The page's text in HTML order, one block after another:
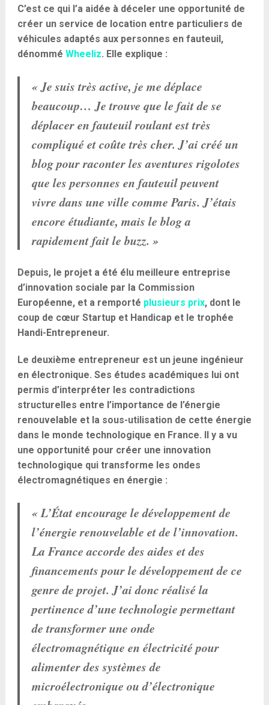
C’est ce qui l’a aidée à déceler une opportunité de
créer un service de location entre particuliers de
véhicules adaptés aux personnes en fauteuil,
dénommé Wheeliz. Elle explique :
« Je suis très active, je me déplace
beaucoup… Je trouve que le fait de se
déplacer en fauteuil roulant est très
compliqué et coûte très cher. J’ai créé un
blog pour raconter les aventures rigolotes
que les personnes en fauteuil peuvent
vivre dans une ville comme Paris. J’étais
encore étudiante, mais le blog a
rapidement fait le buzz. »
Depuis, le projet a été élu meilleure entreprise
d’innovation sociale par la Commission
Européenne, et a remporté plusieurs prix, dont le
coup de cœur Startup et Handicap et le trophée
Handi-Entrepreneur.
Le deuxième entrepreneur est un jeune ingénieur
en électronique. Ses études académiques lui ont
permis d’interpréter les contradictions
structurelles entre l’importance de l’énergie
renouvelable et la sous-utilisation de cette énergie
dans le monde technologique en France. Il y a vu
une opportunité pour créer une innovation
technologique qui transforme les ondes
électromagnétiques en énergie :
« L’État encourage le développement de
l’énergie renouvelable et de l’innovation.
La France accorde des aides et des
financements pour le développement de ce
genre de projet. J’ai donc réalisé la
pertinence d’une technologie permettant
de transformer une onde
électromagnétique en électricité pour
alimenter des systèmes de
microélectronique ou d’électronique